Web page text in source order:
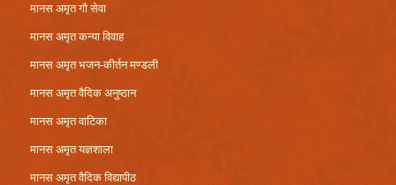
मानस अमृत गौ सेवा
मानस अमृत कन्या विवाह
मानस अमृत भजन-कीर्तन मण्डली
मानस अमृत वैदिक अनुष्ठान
मानस अमृत वाटिका
मानस अमृत यज्ञशाला
मानस अमृत वैदिक विद्यापीठ